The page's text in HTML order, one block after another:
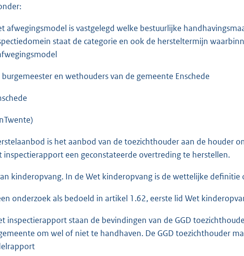
afwegingsmodel is vastgelegd welke bestuurlijke
staat de categorie en ook de hersteltermijn
burgemeester en wethouders van de gemeente Enschede
is het aanbod van de toezichthouder aan de houder
inspectierapport een geconstateerde overtreding te herstellen.
kinderopvang. In de Wet kinderopvang is de wettelijke definitie
een onderzoek als bedoeld in artikel 1.62, eerste lid Wet
inspectierapport staan de bevindingen van de GGD
om wel of niet te handhaven. De GGD toezichthouder